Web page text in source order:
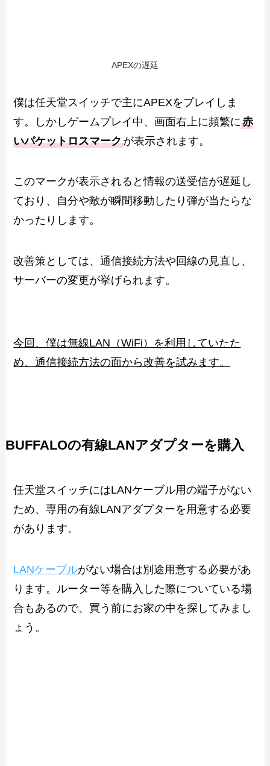
APEXの遅延
僕は任天堂スイッチで主にAPEXをプレイしま
す。しかしゲームプレイ中、画面右上に頻繁に赤
いパケットロスマークが表示されます。
このマークが表示されると情報の送受信が遅延し
ており、自分や敵が瞬間移動したり弾が当たらな
かったりします。
改善策としては、通信接続方法や回線の見直し、
サーバーの変更が挙げられます。
今回、僕は無線LAN（WiFi）を利用していたた
め、通信接続方法の面から改善を試みます。
BUFFALOの有線LANアダプターを購入
任天堂スイッチにはLANケーブル用の端子がない
ため、専用の有線LANアダプターを用意する必要
があります。
LANケーブルがない場合は別途用意する必要があ
ります。ルーター等を購入した際についている場
合もあるので、買う前にお家の中を探してみまし
ょう。